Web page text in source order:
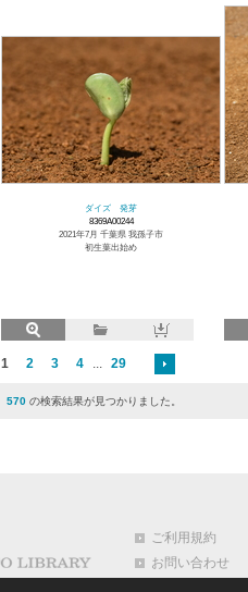
ダイズ 発芽
8369A00244
2021年7月 千葉県 我孫子市
初生葉出始め
1 2 3 4 ... 29
570 の検索結果が見つかりました。
ご利用規約
お問い合わせ